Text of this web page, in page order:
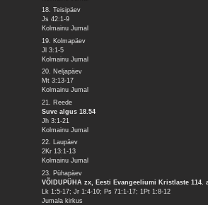
18. Teisipäev
Js 42:1-9
Kolmainu Jumal
19. Kolmapäev
Jl 3:1-5
Kolmainu Jumal
20. Neljapäev
Mt 3:13-17
Kolmainu Jumal
21. Reede
Suve algus 18.54
Jh 3:1-21
Kolmainu Jumal
22. Laupäev
2Kr 13:1-13
Kolmainu Jumal
23. Pühapäev
VÕIDUPÜHA zx, Eesti Evangeeliumi Kristlaste 114.
Lk 1:5-17; Jr 1:4-10; Ps 71:1-17; 1Pt 1:8-12
Jumala kirkus